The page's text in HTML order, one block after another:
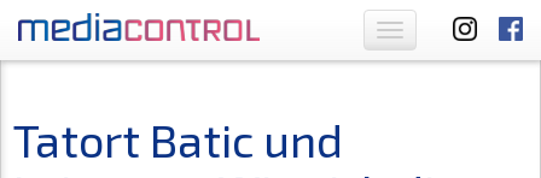
Toggle
navigation
Tatort Batic und